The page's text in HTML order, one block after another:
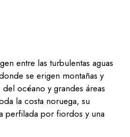
entre las turbulentas aguas
se erigen montañas y
océano y grandes áreas
la costa noruega, su
perfilada por fiordos y una